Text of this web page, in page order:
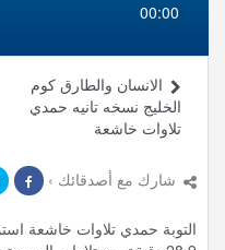
00:00
الانسان والطارق كوم
الخليج نسخه تانيه حمدي
تلاوات خاشعة
شارك مع أصدقائك ›